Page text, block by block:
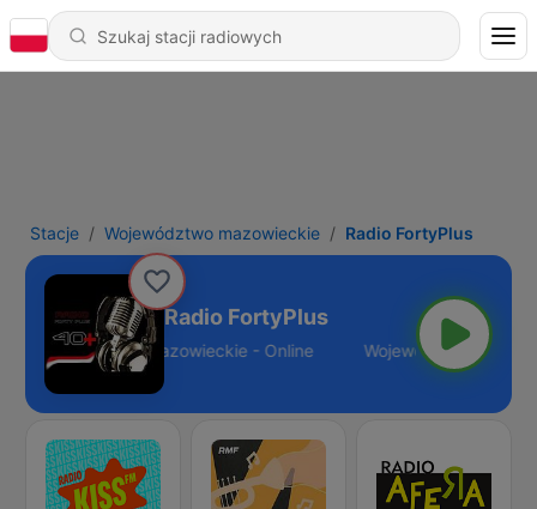
Stacje Województwo mazowieckie Radio FortyPlus
Radio FortyPlus
Województwo mazowieckie - Online